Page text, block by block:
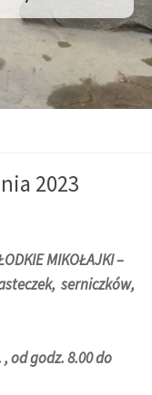
2023
MIKOŁAJKI –
serniczków,
od godz. 8.00 do